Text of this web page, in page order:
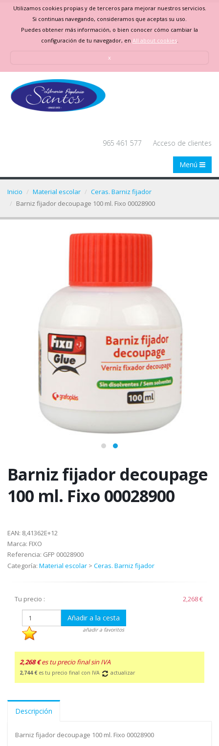
Utilizamos cookies propias y de terceros para mejorar nuestros servicios.
Si continuas navegando, consideramos que aceptas su uso.
Puedes obtener más información, o bien conocer cómo cambiar la
configuración de tu navegador, en All about cookies.
x
965 461 577 Acceso de clientes
Menú
Inicio Material escolar
Ceras. Barniz fijador
Barniz fijador decoupage 100 ml. Fixo 00028900
Barniz fijador decoupage
100 ml. Fixo 00028900
EAN: 8,41362E+12
Marca: FIXO
Referencia: GFP 00028900
Categoría: Material escolar > Ceras. Barniz fijador
Tu precio : 2,268 €
Añadir a la cesta
añadir a favoritos
2,268 € es tu precio final sin IVA
2,744 € es tu precio final con IVA actualizar
Descripción
Barniz fijador decoupage 100 ml. Fixo 00028900